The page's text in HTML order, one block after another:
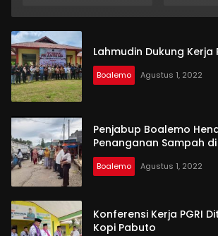
Lahmudin Dukung Kerja
Boalemo Agustus 1, 2022
Penjabup Boalemo
Penanganan Sampah
Boalemo Agustus 1, 2022
Konferensi Kerja PGRI
Kopi Pabuto